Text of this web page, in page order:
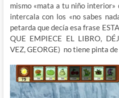
mismo «mata a tu niño interior»
intercala con los «no sabes
petarda que decía esa frase
QUE EMPIECE EL LIBRO,
VEZ, GEORGE) no tiene pinta